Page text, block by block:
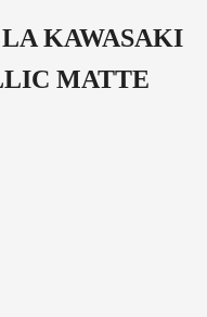
KAWASAKI
MATTE